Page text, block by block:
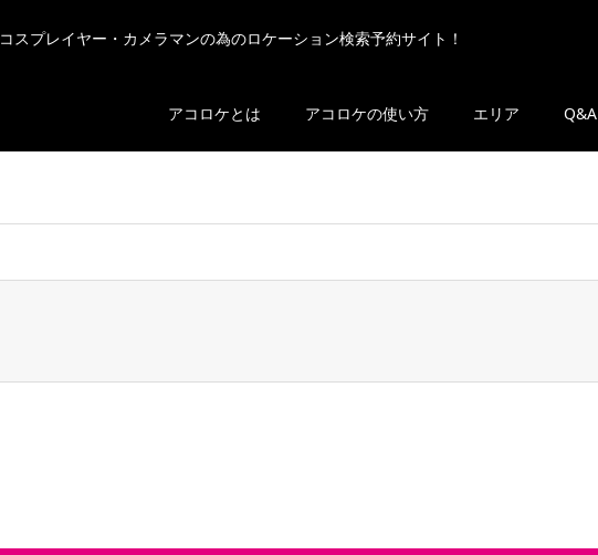
コスプレイヤー・カメラマンの為のロケーション検索予約サイト！
アコロケとは アコロケの使い方 エリア Q&A